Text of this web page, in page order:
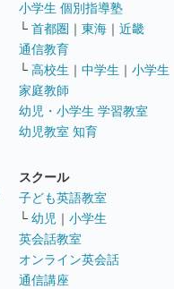
小学生 個別指導塾
└ 首都圏 ｜ 東海 ｜ 近畿
通信教育
└ 高校生 ｜ 中学生 ｜ 小学生
家庭教師
幼児・小学生 学習教室
幼児教室 知育
スクール
子ども英語教室
└ 幼児 ｜ 小学生
英会話教室
オンライン英会話
通信講座